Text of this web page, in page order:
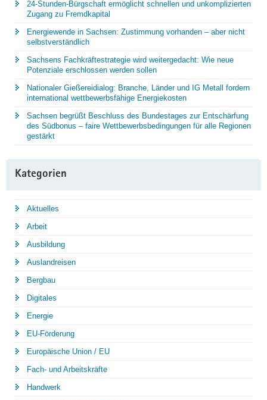
24-Stunden-Bürgschaft ermöglicht schnellen und unkomplizierten
Zugang zu Fremdkapital
Energiewende in Sachsen: Zustimmung vorhanden – aber nicht
selbstverständlich
Sachsens Fachkräftestrategie wird weitergedacht: Wie neue
Potenziale erschlossen werden sollen
Nationaler Gießereidialog: Branche, Länder und IG Metall fordern
international wettbewerbsfähige Energiekosten
Sachsen begrüßt Beschluss des Bundestages zur Entschärfung
des Südbonus – faire Wettbewerbsbedingungen für alle Regionen
gestärkt
Kategorien
Aktuelles
Arbeit
Ausbildung
Auslandreisen
Bergbau
Digitales
Energie
EU-Förderung
Europäische Union / EU
Fach- und Arbeitskräfte
Handwerk